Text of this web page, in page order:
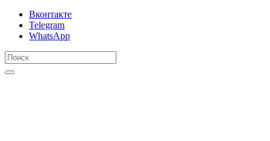
Вконтакте
Telegram
WhatsApp